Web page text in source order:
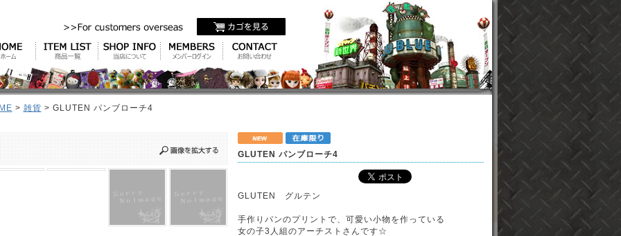
> 雑貨 > GLUTEN パンブローチ4
GLUTEN パンブローチ4
GLUTEN グルテン
手作りパンのプリントで、可愛い小物を作っている
女の子3人組のアーチストさんです☆